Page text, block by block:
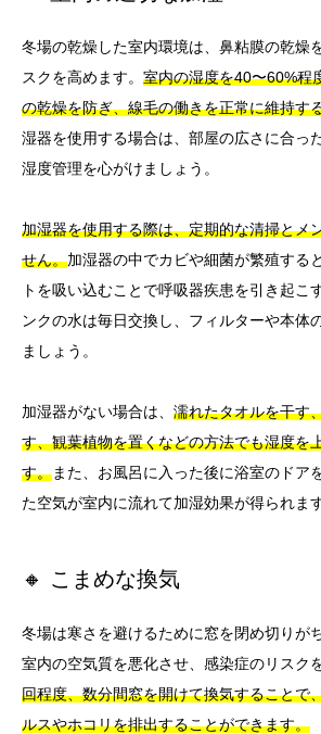
冬場の乾燥した室内環境は、鼻粘膜の乾燥
スクを高めます。 室内の湿度を40〜60%程
の乾燥を防ぎ、線毛の働きを正常に維持す
湿器を使用する場合は、部屋の広さに合っ
湿度管理を心がけましょう。
加湿器を使用する際は、定期的な清掃とメ
せん。加湿器の中でカビや細菌が繁殖する
トを吸い込むことで呼吸器疾患を引き起こ
ンクの水は毎日交換し、フィルターや本体
ましょう。
加湿器がない場合は、 濡れたタオルを干す
す、観葉植物を置くなどの方法でも湿度を
す。また、お風呂に入った後に浴室のドア
た空気が室内に流れて加湿効果が得られます
🔸 こまめな換気
冬場は寒さを避けるために窓を閉め切りが
室内の空気質を悪化させ、感染症のリスク
回程度、数分間窓を開けて換気することで
ルスやホコリを排出することができます。